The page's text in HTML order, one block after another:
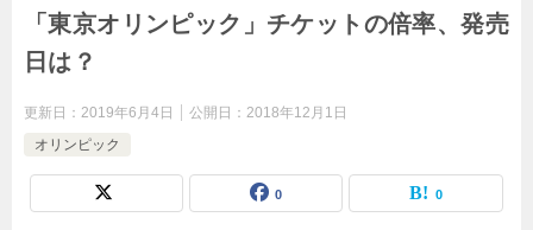
「東京オリンピック」チケットの倍率、発売
日は？
更新日： 2019年6月4日 公開日： 2018年12月1日
オリンピック
0 0